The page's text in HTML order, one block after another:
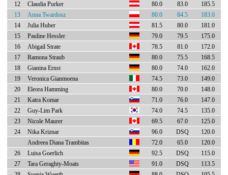
12
Claudia Purker 80.0 83.0
185.5
13
Anna Twardosz 80.0 84.5
183.0
14
Julia Huber 81.5 80.0
181.0
15
Pauline Hessler 79.0 79.5
175.0
16
Abigail Strate 78.5 81.0
172.0
17
Ramona Straub 80.0 75.5
168.5
18
Gianina Ernst 80.0 74.0
162.0
19
Veronica Gianmoena 74.5 73.0
149.0
20
Eleora Hamming 80.0 70.0
148.0
21
Katra Komar 71.0 76.0
147.0
22
Guy-Lim Park 74.0 74.5
135.0
23
Nicole Maurer 69.5 67.0
125.0
24
Nika Kriznar 96.0 DSQ
120.0
Andreea Diana Trambitas
72.0 65.0
120.0
26
Luisa Goerlich 92.5 DSQ
115.0
27
Tara Geraghty-Moats 91.0 DSQ
113.5